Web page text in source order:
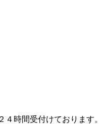
４時間受付けております。